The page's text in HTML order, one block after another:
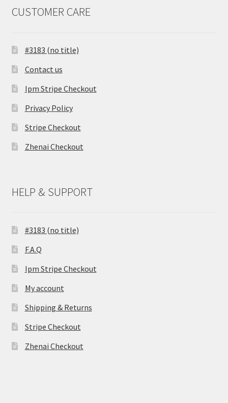
CUSTOMER CARE
#3183 (no title)
Contact us
Ipm Stripe Checkout
Privacy Policy
Stripe Checkout
Zhenai Checkout
HELP & SUPPORT
#3183 (no title)
F.A.Q
Ipm Stripe Checkout
My account
Shipping & Returns
Stripe Checkout
Zhenai Checkout